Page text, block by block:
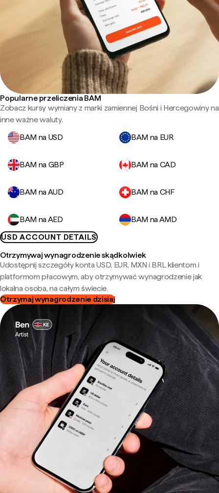
Popularne przeliczenia BAM
Zobacz kursy wymiany z marki zamiennej Bośni i Hercegowiny na
inne ważne waluty.
BAM na USD
BAM na EUR
BAM na GBP BAM na CAD
BAM na AUD BAM na CHF
BAM na AED
BAM na AMD
USD ACCOUNT DETAILS
Otrzymywaj wynagrodzenie skądkolwiek
Udostępnij szczegóły konta USD, EUR, MXN i BRL klientom i
platformom płacowym, aby otrzymywać wynagrodzenie jak
lokalna osoba, na całym świecie.
Otrzymaj wynagrodzenie dzisiaj